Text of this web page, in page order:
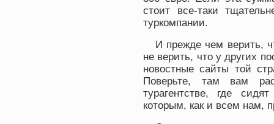
стоит все-таки
туркомпании.
И прежде чем верить,
не верить, что у других
новостные сайты той
Поверьте, там вам
турагентстве, где
которым, как и всем нам,